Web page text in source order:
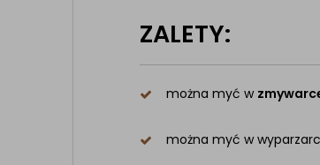
ZALETY:
można myć w
można myć w